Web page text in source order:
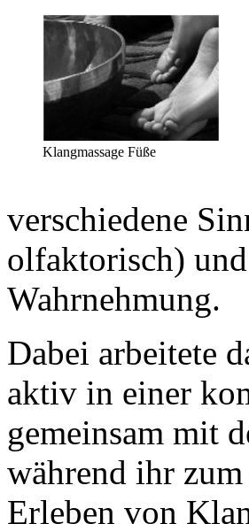
Klangmassage Füße
verschiedene
olfaktorisch)
Wahrnehmung.
Dabei arbeitete
aktiv in einer
gemeinsam mit
während ihr
Erleben von